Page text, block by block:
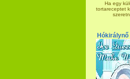
Ha egy
tortareceptet